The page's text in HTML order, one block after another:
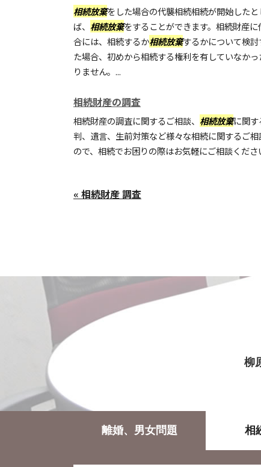
相続放棄をした場合の代襲相続相続が開始した
ば、 相続放棄をすることができます。相続財産
合には、相続するか相続放棄するかについて検討
た場合、初めから相続する権利を有していなか
りません。...
相続財産の調査
相続財産の調査に関するご相談、 相続放棄に関
判、遺言、生前対策など様々な相続に関するご
ので、相続でお困りの際はお気軽にご相談くださ
« 相続財産 調査
柳
離婚、男女問題 相